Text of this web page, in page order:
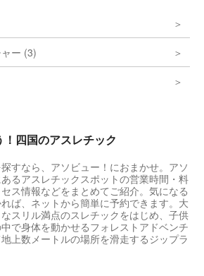
ー (3)
四国のアスレチック
すなら、アソビュー！におまかせ。アソ
るアスレチックスポットの営業時間・料
ス情報などをまとめてご紹介。気になる
ば、ネットから簡単に予約できます。大
スリル満点のスレチックをはじめ、子供
で身体を動かせるフォレストアドベンチ
上数メートルの場所を滑走するジップラ